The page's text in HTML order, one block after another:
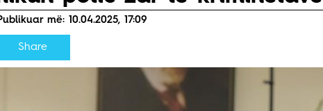
më: 10.04.2025, 17:09
Share